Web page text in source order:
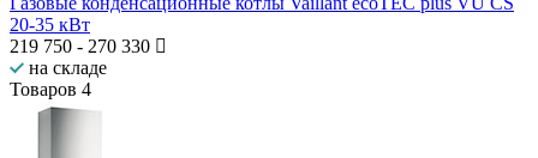
20-35 кВт
219 750 - 270 330
на складе
Товаров 4